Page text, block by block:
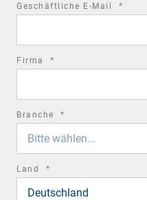
Geschäftliche E-Mail *
Firma *
Branche *
Bitte wählen...
Land *
Deutschland